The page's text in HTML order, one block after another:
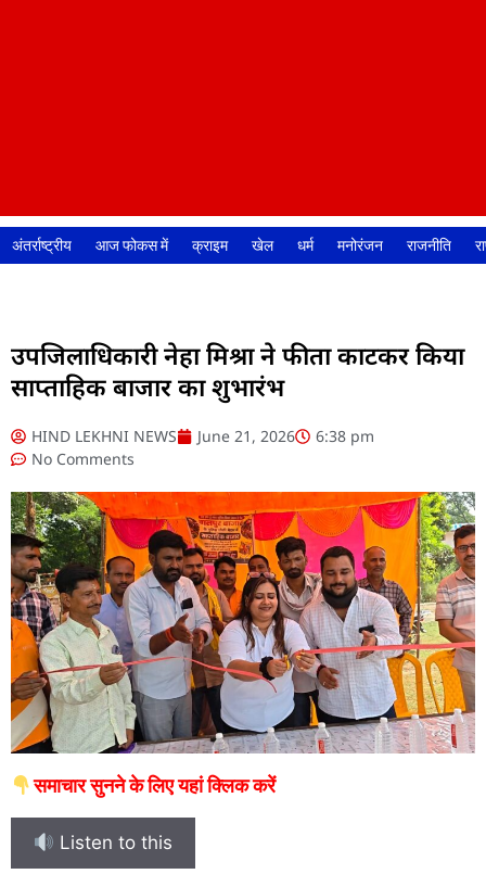
अंतर्राष्ट्रीय आज फोकस में क्राइम खेल धर्म मनोरंजन राजनीति
उपजिलाधिकारी नेहा मिश्रा ने फीता काटकर किया
साप्ताहिक बाजार का शुभारंभ
HIND LEKHNI NEWS June 21, 2026
6:38 pm
No Comments
समाचार सुनने के लिए यहां क्लिक करें
Listen to this